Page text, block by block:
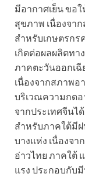
มีอากาศเย็น ขอ
สุขภาพ เนื่องจา
สำหรับเกษตรกร
เกิดต่อผลผลิตทา
ภาคตะวันออกเฉี
เนื่องจากสภาพอ
บริเวณความกดอ
จากประเทศจีน
สำหรับภาคใต้มี
บางแห่ง เนื่องจ
อ่าวไทย ภาคใต้
แรง ประกอบกับ